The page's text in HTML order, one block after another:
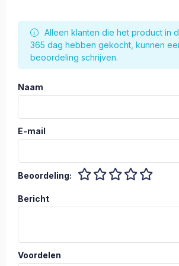
Alleen klanten die het product in
365 dag hebben gekocht, kunnen
beoordeling schrijven.
Naam
E-mail
Beoordeling:
Bericht
Voordelen